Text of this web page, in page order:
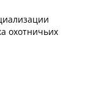
охотничьих